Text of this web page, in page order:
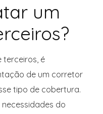
um
terceiros, é
de um corretor
tipo de cobertura.
do